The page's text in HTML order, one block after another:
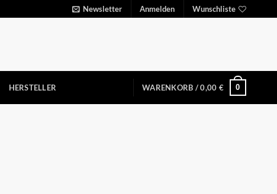
Newsletter Anmelden Wunschliste
HERSTELLER WARENKORB /0,00 € 0